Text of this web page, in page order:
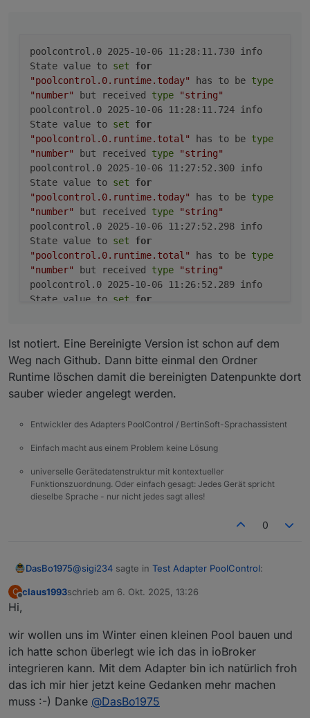
2025-10-06 11:28:11.724	info	State value
2025-10-06 11:27:52.300	info	State value
poolcontrol.0
2025-10-06 11:27:52.298	info	State value
poolcontrol.0
2025-10-06 11:26:52.289	info	State value
poolcontrol.0
2025-10-06 11:26:52.286	info	State value
poolcontrol.0
2025-10-06 11:25:52.274	info	State value
poolcontrol.0
2025-10-06 11:25:52.272	info	State value
poolcontrol.0
2025-10-06 11:24:52.261	info	State value
poolcontrol.0
2025-10-06 11:24:52.259	info	State value
poolcontrol.0
2025-10-06 11:23:52.256	info	State value
poolcontrol.0
poolcontrol.0
poolcontrol.0 2025-10-06 11:28:11.730 info
State value to set
for
"poolcontrol.0.runtime.today"
has to be type
"number"
but received type
"string"
poolcontrol.0 2025-10-06 11:28:11.724 info
State value to set
for
"poolcontrol.0.runtime.total"
has to be type
"number"
but received type
"string"
poolcontrol.0 2025-10-06 11:27:52.300 info
State value to set
for
"poolcontrol.0.runtime.today"
has to be type
"number"
but received type
"string"
poolcontrol.0 2025-10-06 11:27:52.298 info
State value to set
for
"poolcontrol.0.runtime.total"
has to be type
"number"
but received type
"string"
poolcontrol.0 2025-10-06 11:26:52.289 info
State value to set
for
poolcontrol.0 2025-10-06 11:26:52.286 info
State value toset for
"poolcontrol.0.runtime.total"
has to be
type
"string"
poolcontrol.0 2025-10-06 11:25:52.274 info
"poolcontrol.0.runtime.today"has to betype
"number"but receivedtype "string"
State value toset for
"poolcontrol.0.runtime.total"has to betype
"number"but receivedtype "string"
poolcontrol.0 2025-10-06 11:24:52.259 info
State value toset for
poolcontrol.0 2025-10-06 11:23:52.256 info
State value toset
for
"poolcontrol.0.runtime.today" has to be type
"number"
type
poolcontrol.0 2025-10-06 11:23:52.254 info
State value toset for
Ist notiert. Eine Bereinigte Version ist schon auf dem
Weg nach Github. Dann bitte einmal den Ordner
Runtime löschen damit die bereinigten Datenpunkte dort
sauber wieder angelegt werden.
Entwickler des Adapters PoolControl / BertinSoft-Sprachassistent
Einfach macht aus einem Problem keine Lösung
universelle Gerätedatenstruktur mit kontextueller
Funktionszuordnung. Oder einfach gesagt: Jedes Gerät spricht
dieselbe Sprache - nur nicht jedes sagt alles!
0
DasBo1975@sigi234 sagte in Test Adapter PoolControl:
Ist notiert. Eine Bereinigte Version ist schon auf
dem Weg nach Github. Dann bitte einmal den
Ordner Runtime löschen damit die bereinigten
Datenpunkte dort sauber wieder angelegt werden.
C claus1993schrieb am 6. Okt. 2025, 13:26
zuletzt editiert von
Hi,
wir wollen uns im Winter einen kleinen Pool bauen und
ich hatte schon überlegt wie ich das in ioBroker
integrieren kann. Mit dem Adapter bin ich natürlich froh
das ich mir hier jetzt keine Gedanken mehr machen
muss :-) Danke @DasBo1975